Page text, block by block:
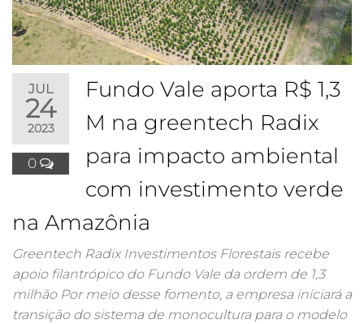
JUL
24
2023
0
Fundo Vale aporta R$ 1,3
M na greentech Radix
para impacto ambiental
com investimento verde
na Amazônia
Greentech Radix Investimentos Florestais recebe
apoio filantrópico do Fundo Vale da ordem de 1,3
milhão Por meio desse fomento, a empresa iniciará a
transição do sistema de monocultura para o modelo